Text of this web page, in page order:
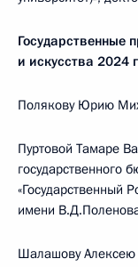
Государственные
и искусства 2024
Полякову Юрию
Пуртовой Тамаре
государственного
«Государственный
имени
Шалашову Алексею